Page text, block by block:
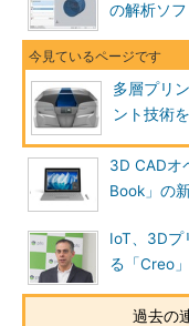
の解析ソ
多層プリ
ント技術
3D CADオ
Book」の
IoT、3Dプ
る「Creo
過去の